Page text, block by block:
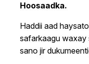
Hoosaadka.
Haddii aad
safarkaagu waxay
sano jir